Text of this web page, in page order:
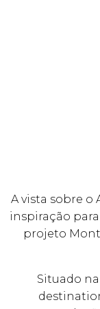
A vista sobre o
inspiração
projeto
Situado